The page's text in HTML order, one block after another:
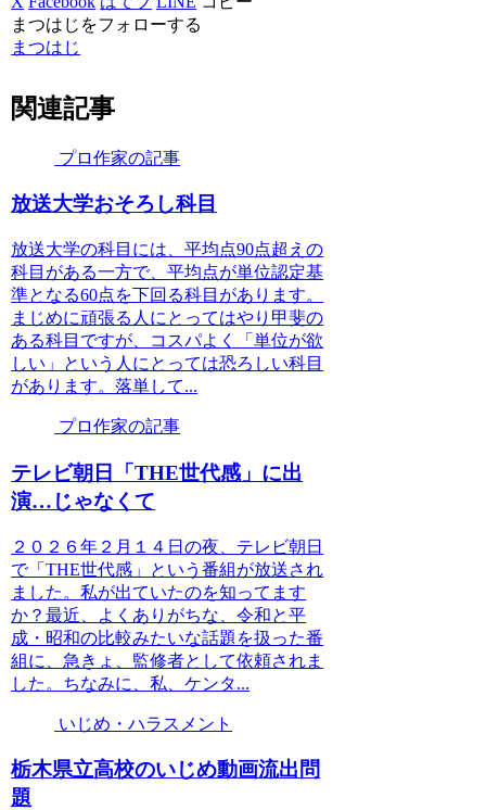
まつはじをフォローする
まつはじ
関連記事
プロ作家の記事
放送大学おそろし科目
放送大学の科目には、平均点90点超えの
科目がある一方で、平均点が単位認定基
準となる60点を下回る科目があります。
まじめに頑張る人にとってはやり甲斐の
ある科目ですが、コスパよく「単位が欲
しい」という人にとっては恐ろしい科目
があります。落単して...
プロ作家の記事
テレビ朝日「THE世代感」に出
演…じゃなくて
２０２６年２月１４日の夜、テレビ朝日
で「THE世代感」という番組が放送され
ました。私が出ていたのを知ってます
か？最近、よくありがちな、令和と平
成・昭和の比較みたいな話題を扱った番
組に、急きょ、監修者として依頼されま
した。ちなみに、私、ケンタ...
いじめ・ハラスメント
栃木県立高校のいじめ動画流出問
題